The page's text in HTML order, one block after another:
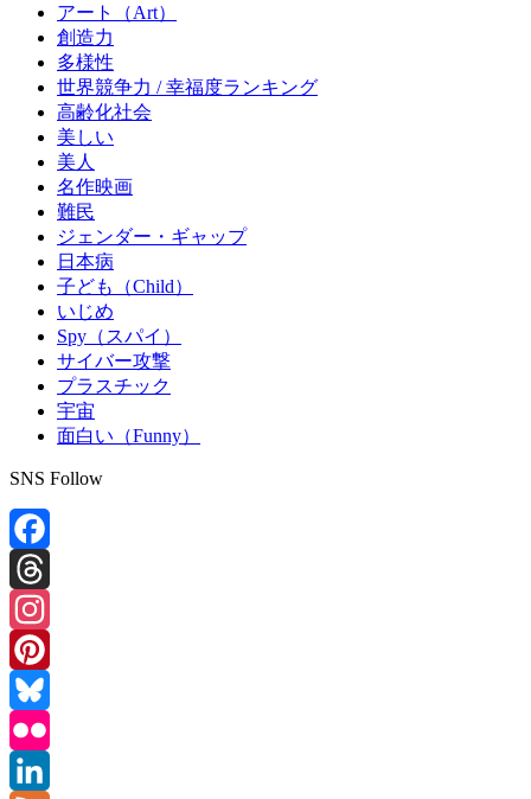
アート（Art）
創造力
多様性
世界競争力 / 幸福度ランキング
高齢化社会
美しい
美人
名作映画
難民
ジェンダー・ギャップ
日本病
子ども（Child）
いじめ
Spy（スパイ）
サイバー攻撃
プラスチック
宇宙
面白い（Funny）
SNS Follow
Facebook
Threads
Instagram
Pinterest
Bluesky
Flickr